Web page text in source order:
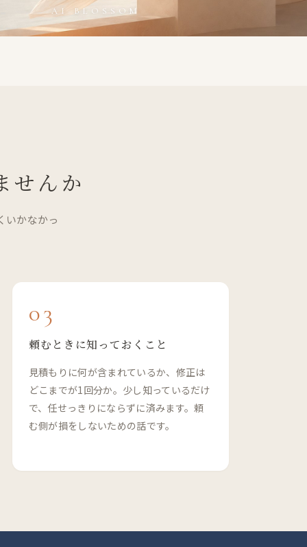
AI BLOSSOM
せんか
いかなかっ
03
頼むときに知っておくこと
見積もりに何が含まれているか、修正は
どこまでが1回分か。少し知っているだけ
で、任せっきりにならずに済みます。頼
む側が損をしないための話です。